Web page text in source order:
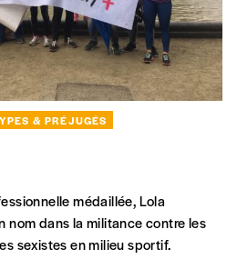
& PRÉJUGÉS
médaillée, Lola
nom dans la militance contre les
sexistes en milieu sportif.